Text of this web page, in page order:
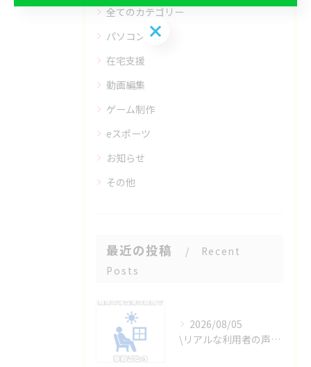
全てのカテゴリー
パソコン
在宅支援
動画編集
ゲーム制作
eスポーツ
お知らせ
その他
最近の投稿
Recent
Posts
2026/08/05
\リアルな利用者の声📣/
お問い合わせはこちら